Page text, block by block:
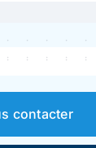
contacter